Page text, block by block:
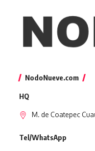
NodoNueve.com
HQ
M. de Coatepec
Tel/WhatsApp